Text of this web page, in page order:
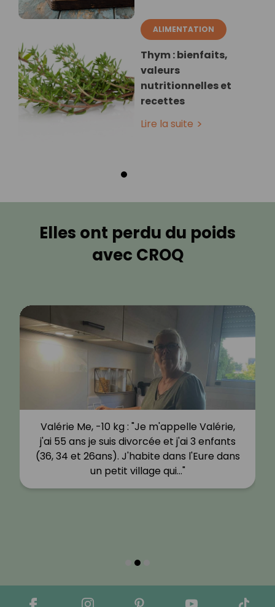
ALIMENTATION
Thym : bienfaits,
valeurs
nutritionnelles et
recettes
Lire la suite
Elles ont perdu du poids
avec CROQ
Valérie Me, -10 kg : "Je m'appelle Valérie,
j'ai 55 ans je suis divorcée et j'ai 3 enfants
(36, 34 et 26ans). J'habite dans l'Eure dans
un petit village qui…"